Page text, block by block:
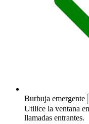
Burbuja emergente
Utilice la ventana
llamadas entrantes.